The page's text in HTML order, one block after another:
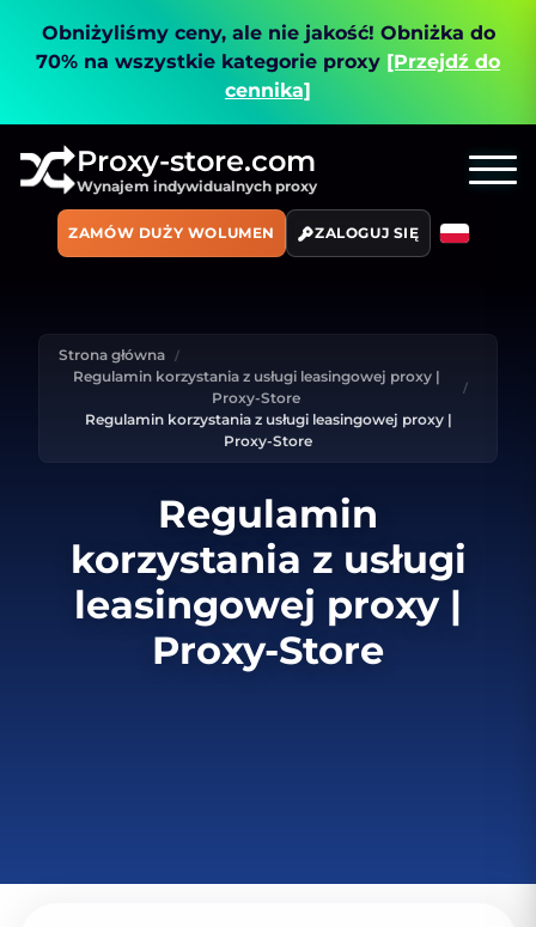
Obniżyliśmy ceny, ale nie jakość! Obniżka do
70% na wszystkie kategorie proxy [Przejdź do
cennika]
Proxy-store.com
Wynajem indywidualnych proxy
ZAMÓW DUŻY WOLUMEN ZALOGUJ SIĘ
Strona główna
Regulamin korzystania z usługi leasingowej proxy |
Proxy-Store
Regulamin korzystania z usługi leasingowej proxy |
Proxy-Store
Regulamin
korzystania z usługi
leasingowej proxy |
Proxy-Store